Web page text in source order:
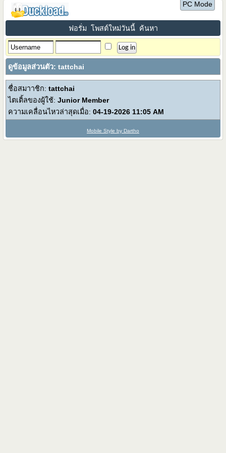
PC Mode
ฟอรั่ม โพสต์ใหม่วันนี้ ค้นหา
ดูข้อมูลส่วนตัว: tattchai
ชื่อสมาาชิก:tattchai
ไตเติ้ลของผู้ใช้:Junior Member
ความเคลื่อนไหวล่าสุดเมื่อ: 04-19-2026 11:05 AM
Mobile Style by Dartho